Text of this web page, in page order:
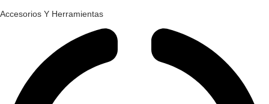
Accesorios Y Herramientas